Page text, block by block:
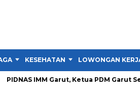
KESEHATAN LOWONGAN
IMM Garut, Ketua PDM Garut